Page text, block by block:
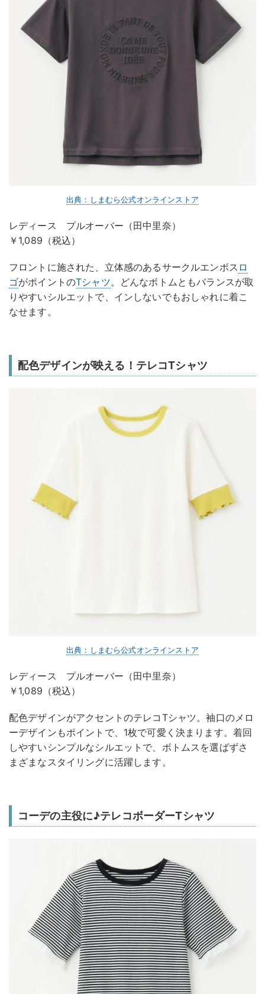
出典：しまむら公式オンラインストア
レディース プルオーバー（田中里奈）
￥1,089（税込）
フロントに施された、立体感のあるサークルエンボス ロ
ゴがポイントのTシャツ。どんなボトムともバランスが取
りやすいシルエットで、インしないでもおしゃれに着こ
なせます。
配色デザインが映える！テレコTシャツ
出典：しまむら公式オンラインストア
レディース プルオーバー（田中里奈）
￥1,089（税込）
配色デザインがアクセントのテレコTシャツ。袖口のメロ
ーデザインもポイントで、1枚で可愛く決まります。着回
しやすいシンプルなシルエットで、ボトムスを選ばずさ
まざまなスタイリングに活躍します。
コーデの主役に♪テレコボーダーTシャツ